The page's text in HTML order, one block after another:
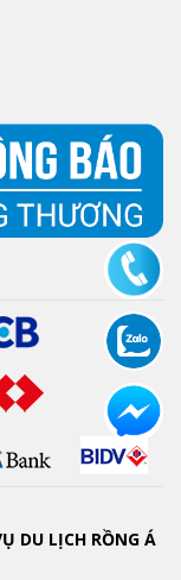
DU LỊCH RỒNG Á